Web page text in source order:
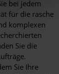
Einwilligung
oder
klicken.
.
bei jedem
für die rasche
komplexen
Sie die
Sie Ihre